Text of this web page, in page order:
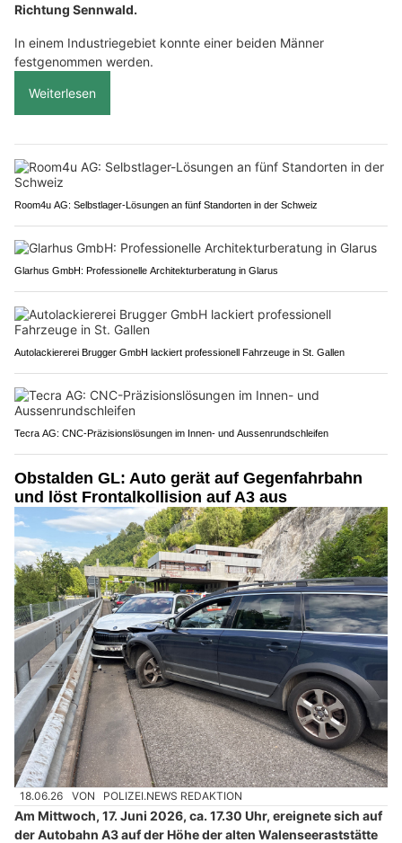
Richtung Sennwald.
In einem Industriegebiet konnte einer beiden Männer
festgenommen werden.
Weiterlesen
Room4u AG: Selbstlager-Lösungen an fünf Standorten in der Schweiz
Glarhus GmbH: Professionelle Architekturberatung in Glarus
Autolackiererei Brugger GmbH lackiert professionell Fahrzeuge in St. Gallen
Tecra AG: CNC-Präzisionslösungen im Innen- und Aussenrundschleifen
Obstalden GL: Auto gerät auf Gegenfahrbahn
und löst Frontalkollision auf A3 aus
18.06.26 VON POLIZEI.NEWS REDAKTION
Am Mittwoch, 17. Juni 2026, ca. 17.30 Uhr, ereignete sich auf
der Autobahn A3 auf der Höhe der alten Walenseeraststätte